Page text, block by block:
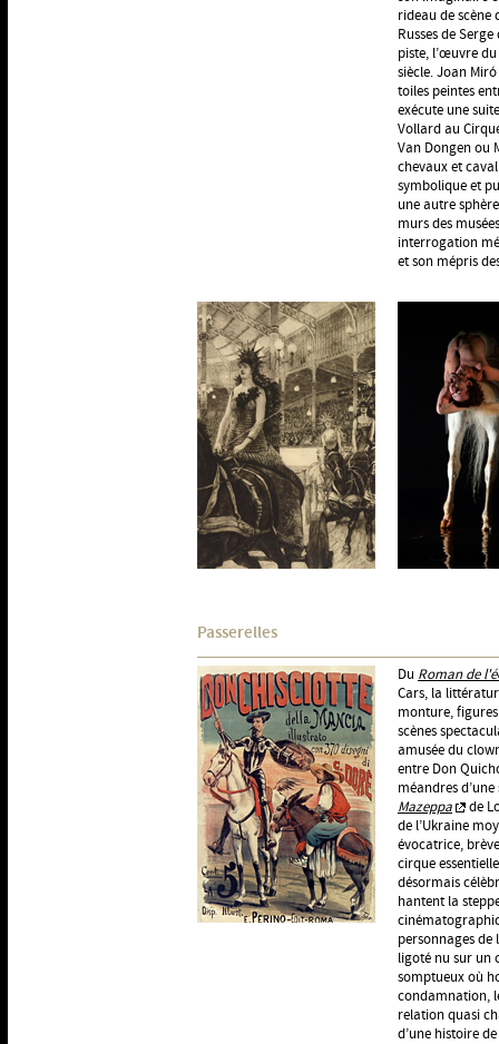
rideau de
Russes de
piste, l’œuvre
siècle. Joan
toiles peintes
exécute une
Vollard au
Van Dongen ou
chevaux et
symbolique et
une autre
murs des
interrogation
et son mépris
Passerelles
Du Roman de
Cars, la
monture,
scènes
amusée du
entre Don
méandres
Mazeppa
de
de l’Ukraine
évocatrice,
cirque
désormais
hantent la
personnages de
ligoté nu sur un
somptueux où
condamnation,
relation quasi
d’une histoire